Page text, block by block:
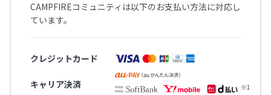
CAMPFIREコミュニティは以下のお支払い方法に対応し
ています。
クレジットカード
キャリア決済